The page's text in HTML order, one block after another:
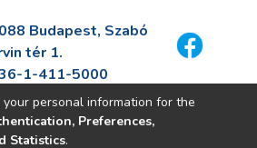
Budapest, Szabó
tér 1.
1-411-5000
fszek.hu
personal information for the
Preferences,
Statistics.